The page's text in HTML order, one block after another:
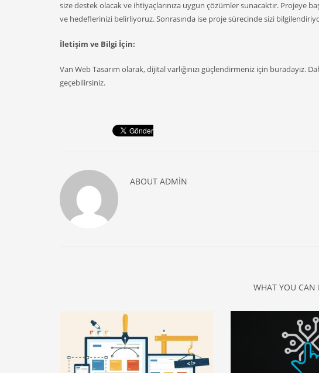
size destek olacak ve ihtiyaçlarınıza uygun çözümler sunacaktır. Projeye
ve hedeflerinizi belirliyoruz. Sonrasında ise proje sürecinde sizi
İletişim ve Bilgi İçin:
Van Web Tasarım olarak, dijital varlığınızı güçlendirmeniz için
geçebilirsiniz.
ABOUT ADMIN
WHAT YOU CAN